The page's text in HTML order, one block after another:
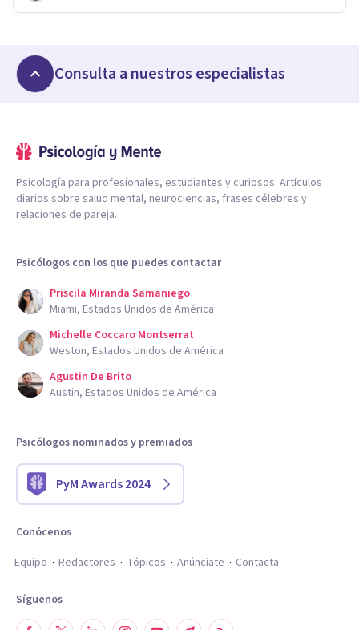
Consulta a nuestros especialistas
Psicología para profesionales, estudiantes y curiosos. Artículos
diarios sobre salud mental, neurociencias, frases célebres y
relaciones de pareja.
Psicólogos con los que puedes contactar
Priscila Miranda Samaniego
Miami, Estados Unidos de América
Michelle Coccaro Montserrat
Weston, Estados Unidos de América
Agustin De Brito
Austin, Estados Unidos de América
Psicólogos nominados y premiados
PyM Awards 2024
Conócenos
Equipo
Redactores Tópicos Anúnciate Contacta
Síguenos